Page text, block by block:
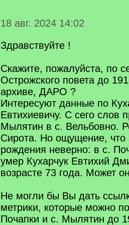
18 авг. 2024 14:02
Здравствуйте !
Скажите, пожалуйста, по
Острожского повета до
архиве, ДАРО ?
Интересуют данные по
Евтихиевичу. С сего слов
Мылятин в с. Вельбовно.
Сирота. Но ощущение, что
рождения неверно: в с.
умер Кухарчук Евтихий
возрасте 73 года. Может
Не могли бы Вы дать
метрики, которые можно
Почапки и с. Мылятин до